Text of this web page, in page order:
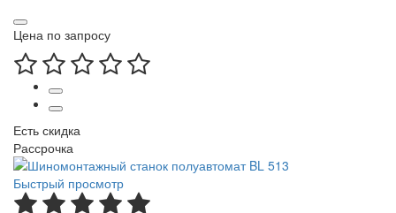
Цена по запросу
Есть скидка
Рассрочка
Быстрый просмотр